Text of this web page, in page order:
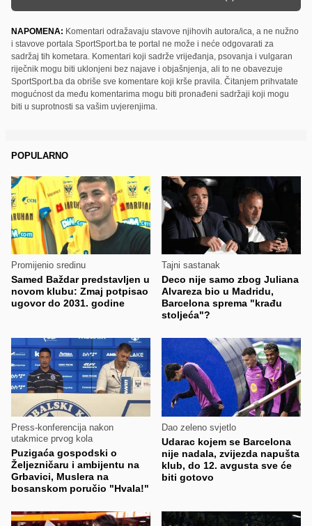
NAPOMENA: Komentari odražavaju stavove njihovih autora/ica, a ne nužno
i stavove portala SportSport.ba te portal ne može i neće odgovarati za
sadržaj tih kometara. Komentari koji sadrže vrijeđanja, psovanja i vulgaran
riječnik mogu biti uklonjeni bez najave i objašnjenja, ali to ne obavezuje
SportSport.ba da obriše sve komentare koji krše pravila. Čitanjem prihvatate
mogućnost da među komentarima mogu biti pronađeni sadržaji koji mogu
biti u suprotnosti sa vašim uvjerenjima.
POPULARNO
Promijenio sredinu
Samed Baždar predstavljen u
novom klubu: Zmaj potpisao
ugovor do 2031. godine
Tajni sastanak
Deco nije samo zbog Juliana
Alvareza bio u Madridu,
Barcelona sprema "krađu
stoljeća"?
Press-konferencija nakon
utakmice prvog kola
Puzigaća gospodski o
Željezničaru i ambijentu na
Grbavici, Muslera na
bosanskom poručio "Hvala!"
Dao zeleno svjetlo
Udarac kojem se Barcelona
nije nadala, zvijezda napušta
klub, do 12. avgusta sve će
biti gotovo